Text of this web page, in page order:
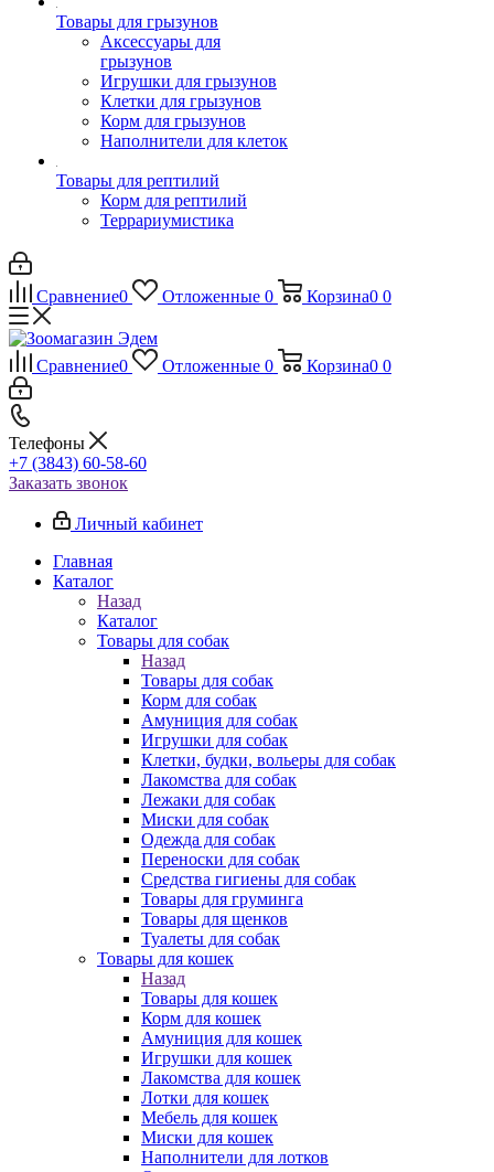
Товары для грызунов
Аксессуары для
грызунов
Игрушки для грызунов
Клетки для грызунов
Корм для грызунов
Наполнители для клеток
Товары для рептилий
Корм для рептилий
Террариумистика
Сравнение0 Отложенные 0 Корзина0 0
Сравнение0 Отложенные 0 Корзина0 0
Телефоны
+7 (3843) 60-58-60
Заказать звонок
Личный кабинет
Главная
Каталог
Назад
Каталог
Товары для собак
Назад
Товары для собак
Корм для собак
Амуниция для собак
Игрушки для собак
Клетки, будки, вольеры для собак
Лакомства для собак
Лежаки для собак
Миски для собак
Одежда для собак
Переноски для собак
Средства гигиены для собак
Товары для груминга
Товары для щенков
Туалеты для собак
Товары для кошек
Назад
Товары для кошек
Корм для кошек
Амуниция для кошек
Игрушки для кошек
Лакомства для кошек
Лотки для кошек
Мебель для кошек
Миски для кошек
Наполнители для лотков